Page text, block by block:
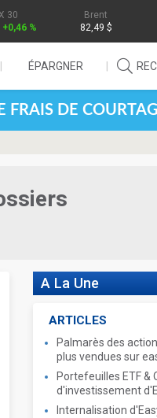
30
+0,46 %
Brent
82,49 $
ÉPARGNER
FRAIS DE
A La Une
ARTICLES
Palmarès des
plus vendues sur
Portefeuilles ETF &
d'investissement
Internalisation